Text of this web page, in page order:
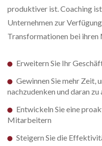
produktiver ist. Coaching
Unternehmen zur
Transformationen bei
Erweitern Sie Ihr
Gewinnen Sie mehr Zeit,
nachzudenken und daran
Entwickeln Sie eine
Mitarbeitern
Steigern Sie die